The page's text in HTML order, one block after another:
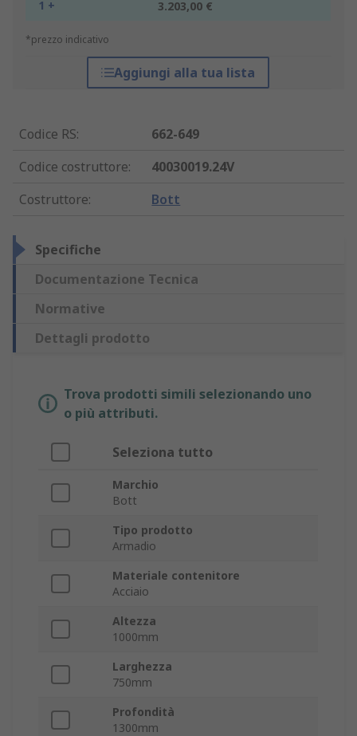
1 + 3.203,00 €
*prezzo indicativo
Aggiungi alla tua lista
Codice RS:
662-649
Codice costruttore:
40030019.24V
Costruttore: Bott
Specifiche
Documentazione Tecnica
Normative
Dettagli prodotto
Trova prodotti simili selezionando uno
o più attributi.
Seleziona tutto
Marchio
Bott
Tipo prodotto
Armadio
Materiale contenitore
Acciaio
Altezza
1000mm
Larghezza
750mm
Profondità
1300mm